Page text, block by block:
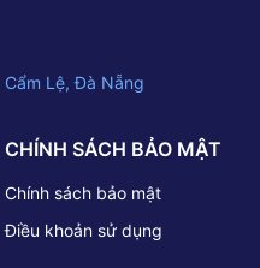
Cẩm Lệ, Đà Nẵng
CHÍNH SÁCH BẢO MẬT
Chính sách bảo mật
Điều khoản sử dụng